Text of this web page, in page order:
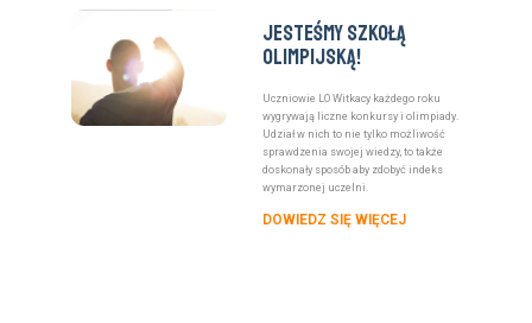
Jesteśmy szkołą
olimpijską!
Uczniowie LO Witkacy każdego roku
wygrywają liczne konkursy i olimpiady.
Udział w nich to nie tylko możliwość
sprawdzenia swojej wiedzy, to także
doskonały sposób aby zdobyć indeks
wymarzonej uczelni.
DOWIEDZ SIĘ WIĘCEJ